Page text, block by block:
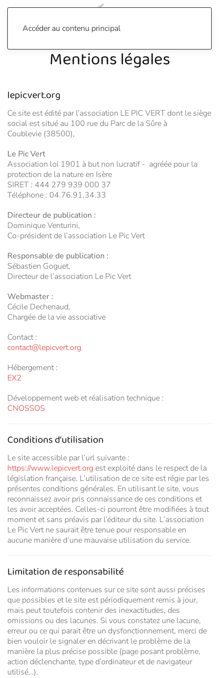
Accéder au contenu principal
Mentions légales
lepicvert.org
Ce site est édité par l’association LE PIC VERT dont le siège
social est situé au 100 rue du Parc de la Sûre à
Coublevie (38500),
Le Pic Vert
Association loi 1901 à but non lucratif - agréée pour la
protection de la nature en Isère
SIRET : 444 279 939 000 37
Téléphone : 04.76.91.34.33
Directeur de publication :
Dominique Venturini,
Co-président de l’association Le Pic Vert
Responsable de publication :
Sébastien Goguet,
Directeur de l’association Le Pic Vert
Webmaster :
Cécile Dechenaud,
Chargée de la vie associative
Contact :
contact@lepicvert.org
Hébergement :
EX2
Développement web et réalisation technique :
CNOSSOS
Conditions d’utilisation
Le site accessible par l’url suivante :
https://www.lepicvert.org est exploité dans le respect de la
législation française. L’utilisation de ce site est régie par les
présentes conditions générales. En utilisant le site, vous
reconnaissez avoir pris connaissance de ces conditions et
les avoir acceptées. Celles-ci pourront être modifiées à tout
moment et sans préavis par l’éditeur du site. L’association
Le Pic Vert ne saurait être tenue pour responsable en
aucune manière d’une mauvaise utilisation du service.
Limitation de responsabilité
Les informations contenues sur ce site sont aussi précises
que possibles et le site est périodiquement remis à jour,
mais peut toutefois contenir des inexactitudes, des
omissions ou des lacunes. Si vous constatez une lacune,
erreur ou ce qui parait être un dysfonctionnement, merci de
bien vouloir le signaler en décrivant le problème de la
manière la plus précise possible (page posant problème,
action déclenchante, type d’ordinateur et de navigateur
utilisé…).